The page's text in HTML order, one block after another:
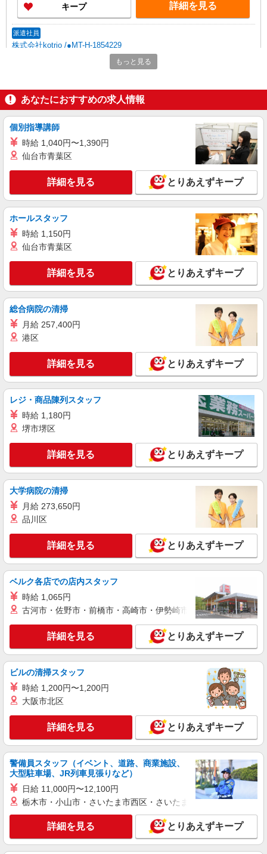
キープ 詳細を見る
派遣社員
株式会社kotrio /●MT-H-1854229
福祉看護は人生のサポーター。シニア住宅の看
護STAFF。日払いOK
い・週払いOK/履歴書不要＞
富士吉田市 その他多数
キープ 詳細を見る
株式会社kotrio /●MT-H-1906653
富士吉田市≫タイパ重視で稼げる看護助手＊無
料資格支援で時給UP
時給1500円〜2125円 ＜日払い有/週払い有/交
キープ 詳細を見る
株式会社kotrio /●MT-H-2051418
≪富士吉田市≫未経験・無資格から看護助手へ
時給1500円〜2125円 ＜日払い有/週払い有/交
通費全支給(ガソリン代含む)＞
富士吉田市 その他多数
キープ 詳細を見る
派遣社員
≪富士吉田市／看護助手≫子育て世代活躍中！
働きやすい環境♪
時給1500円〜2125円 ＜日払い有/週払い有/交
キープ 詳細を見る
派遣社員
株式会社kotrio /●MT-H-1854283
富士吉田市▼デイサービスの看護師▼ラクラク
時給2000円〜 ＜日払い有/週払い有/交通費全
富士吉田市 その他多数
キープ 詳細を見る
派遣社員
株式会社kotrio /●MT-H-2020643
≪富士吉田市≫年齢不問！０からスタートでも
活躍できる看護助手♪
時給1500円〜2125円 ＜日払い有/週払い有/交
通費全支給(ガソリン代含む)＞
富士吉田市 その他多数
キープ 詳細を見る
株式会社kotrio /●MT-H-2069458
看護助手／資格も経験も必要なし＊やさしい気
もっと見る
あなたにおすすめの求人情報
個別指導講師
時給 1,040円〜1,390円
仙台市青葉区
詳細を見る とりあえずキープ
ホールスタッフ
時給 1,150円
仙台市青葉区
詳細を見る とりあえずキープ
総合病院の清掃
月給 257,400円
港区
詳細を見る とりあえずキープ
レジ・商品陳列スタッフ
時給 1,180円
堺市堺区
詳細を見る とりあえずキープ
大学病院の清掃
月給 273,650円
品川区
詳細を見る とりあえずキープ
ベルク各店での店内スタッフ
時給 1,065円
古河市・佐野市・前橋市・高崎市・伊勢崎市・太田市・館林市
詳細を見る とりあえずキープ
ビルの清掃スタッフ
時給 1,200円〜1,200円
大阪市北区
詳細を見る とりあえずキープ
警備員スタッフ（イベント、道路、商業施設、
大型駐車場、JR列車見張りなど）
日給 11,000円〜12,100円
栃木市・小山市・さいたま市西区・さいたま市岩槻区・久喜市・
詳細を見る とりあえずキープ